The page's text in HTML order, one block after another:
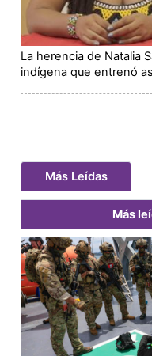
La herencia de Natalia
indígena que entrenó
Más Leídas
Más